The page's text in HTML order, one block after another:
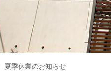
夏季休業のお知らせ